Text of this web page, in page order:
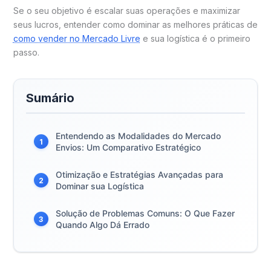
Se o seu objetivo é escalar suas operações e maximizar
seus lucros, entender como dominar as melhores práticas de
como vender no Mercado Livre e sua logística é o primeiro
passo.
Sumário
1
Entendendo as Modalidades do Mercado
Envios: Um Comparativo Estratégico
2
Otimização e Estratégias Avançadas para
Dominar sua Logística
3
Solução de Problemas Comuns: O Que Fazer
Quando Algo Dá Errado